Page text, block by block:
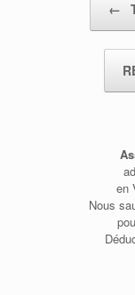
←
en
Nous